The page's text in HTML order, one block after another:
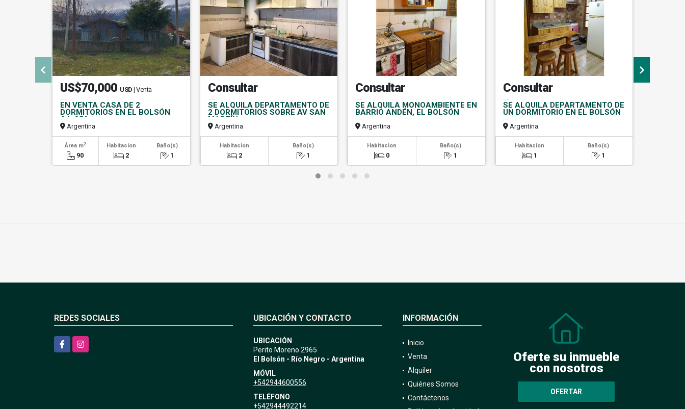
US$70,000 USD | Venta
EN VENTA CASA DE 2
DORMITORIOS EN EL BOLSÓN
CA-359
Argentina
Área m2
90
Habitacion
2
Baño(s)
1
Consultar
SE ALQUILA DEPARTAMENTO DE
2 DORMITORIOS SOBRE AV SAN
MARTÍN
Argentina
Habitacion
2
Baño(s)
1
Consultar
SE ALQUILA MONOAMBIENTE EN
BARRIO ANDÉN, EL BOLSÓN
Argentina
Habitacion
0
Baño(s)
1
Consultar
SE ALQUILA DEPARTAMENTO DE
UN DORMITORIO EN EL BOLSÓN
Argentina
Habitacion
1
Baño(s)
1
REDES SOCIALES
FacebookInstagram
UBICACIÓN Y CONTACTO
UBICACIÓN
Perito Moreno 2965
El Bolsón - Río Negro - Argentina
MÓVIL
+542944600556
TELÉFONO
+542944492214
INFORMACIÓN
Inicio
Venta
Alquiler
Quiénes Somos
Contáctenos
Oferte su inmueble
con nosotros
OFERTAR